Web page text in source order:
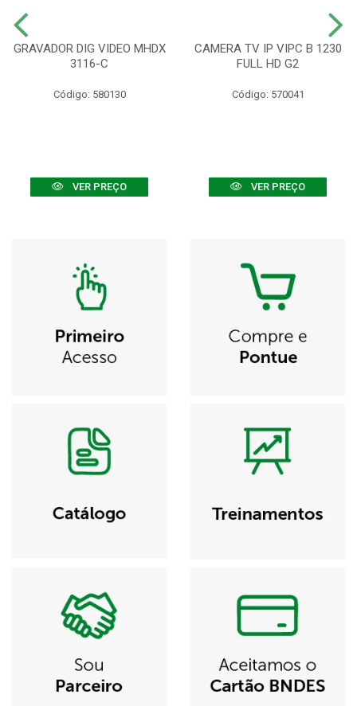
GRAVADOR DIG VIDEO MHDX
3116-C
Código: 580130
VER PREÇO
CAMERA TV IP VIPC B 1230
FULL HD G2
Código: 570041
VER PREÇO